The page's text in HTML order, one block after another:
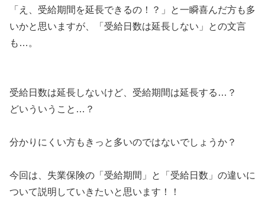
「え、受給期間を延長できるの！？」と一瞬喜んだ方も多
いかと思いますが、「受給日数は延長しない」との文言
も…。
受給日数は延長しないけど、受給期間は延長する…？
どいういうこと…？
分かりにくい方もきっと多いのではないでしょうか？
今回は、失業保険の「受給期間」と「受給日数」の違いに
ついて説明していきたいと思います！！